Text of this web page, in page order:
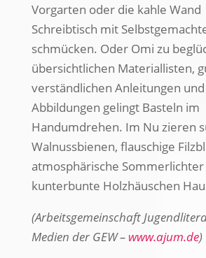
Vorgarten oder die kahle
Schreibtisch mit
schmücken. Oder Omi zu
übersichtlichen Materiallisten,
verständlichen Anleitungen
Abbildungen gelingt Basteln im
Handumdrehen. Im Nu zieren
Walnussbienen, flauschige
atmosphärische Sommerlichter
kunterbunte Holzhäuschen
(Arbeitsgemeinschaft
Medien der GEW – www.ajum.de)